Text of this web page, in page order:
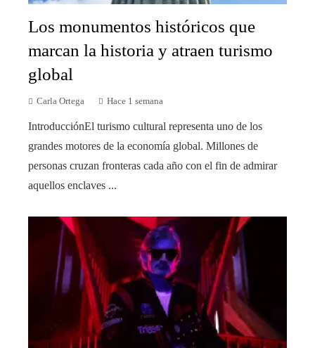
Los monumentos históricos que
marcan la historia y atraen turismo
global
Carla Ortega Hace 1 semana
IntroducciónEl turismo cultural representa uno de los
grandes motores de la economía global. Millones de
personas cruzan fronteras cada año con el fin de admirar
aquellos enclaves ...